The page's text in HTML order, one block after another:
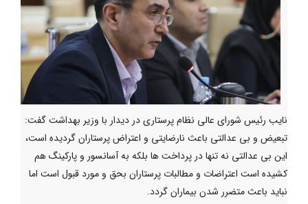
نایب رئیس شورای عالی نظام پرستاری در ديدار با وزير بهداشت گفت:
تبعیض و بی عدالتی باعث نارضايتي و اعتراض پرستاران گرديده است،
این بی عدالتی نه تنها در پرداخت ها بلکه به آسانسور و پارکینگ هم
کشیده است اعتراضات و مطالبات پرستاران بحق و مورد قبول است اما
نبايد باعث متضرر شدن بيماران گردد.